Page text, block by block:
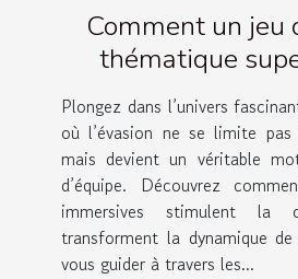
Comment un jeu
thématique
renforce la cohésion
Plongez dans l’univers
où l’évasion ne se limite
mais devient un véritable
d’équipe. Découvrez
immersives stimulent la
transforment la dynamique
vous guider à travers les...